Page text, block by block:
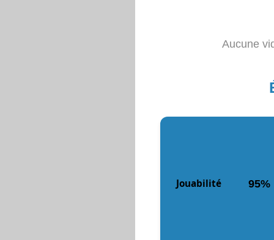
Aucune
Jouabilité 95%